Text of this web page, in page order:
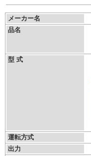
メーカー名
品名
型 式
運転方式
出力